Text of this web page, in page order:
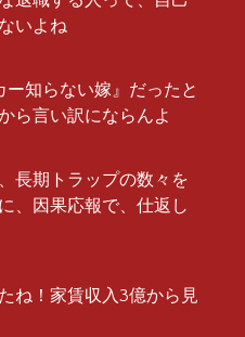
いよね
知らない嫁』だったと
ら言い訳にならんよ
長期トラップの数々を
、因果応報で、仕返し
ね！家賃収入3億から見